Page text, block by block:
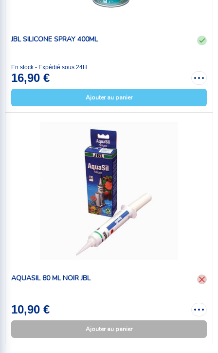
JBL SILICONE SPRAY 400ML
En stock - Expédié sous 24H
16,90 €
Ajouter au panier
AQUASIL 80 ML NOIR JBL
10,90 €
Ajouter au panier